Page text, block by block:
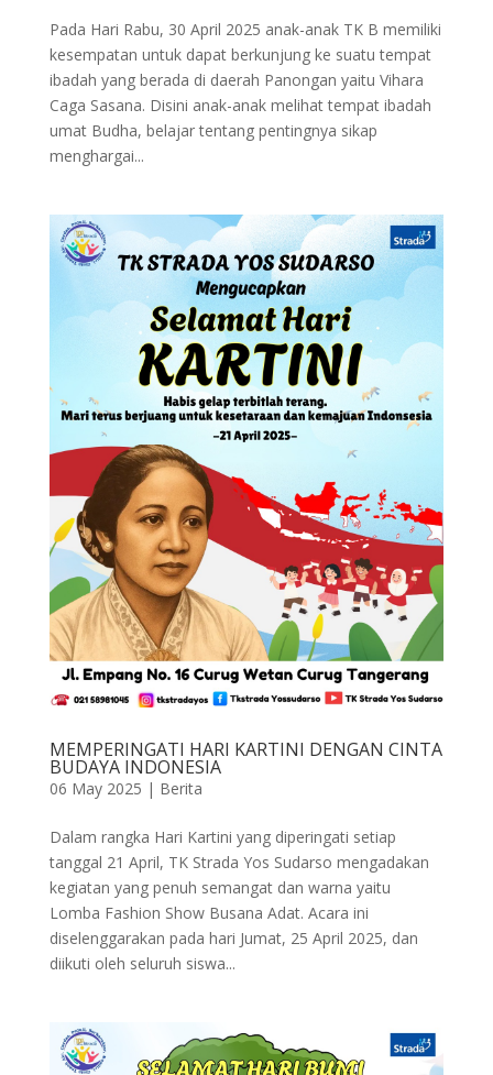
Pada Hari Rabu, 30 April 2025 anak-anak TK B memiliki
kesempatan untuk dapat berkunjung ke suatu tempat
ibadah yang berada di daerah Panongan yaitu Vihara
Caga Sasana. Disini anak-anak melihat tempat ibadah
umat Budha, belajar tentang pentingnya sikap
menghargai...
MEMPERINGATI HARI KARTINI DENGAN CINTA
BUDAYA INDONESIA
06 May 2025 | Berita
Dalam rangka Hari Kartini yang diperingati setiap
tanggal 21 April, TK Strada Yos Sudarso mengadakan
kegiatan yang penuh semangat dan warna yaitu
Lomba Fashion Show Busana Adat. Acara ini
diselenggarakan pada hari Jumat, 25 April 2025, dan
diikuti oleh seluruh siswa...